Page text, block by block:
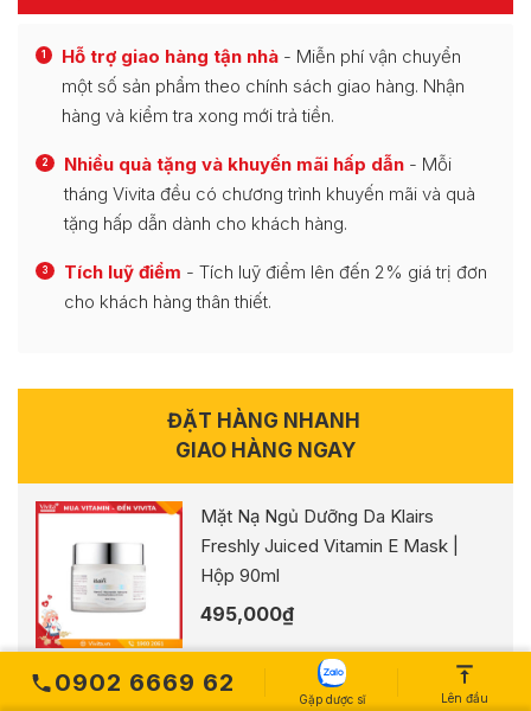
1 Hỗ trợ giao hàng tận nhà - Miễn phí vận chuyển
một số sản phẩm theo chính sách giao hàng. Nhận
hàng và kiểm tra xong mới trả tiền.
2 Nhiều quà tặng và khuyến mãi hấp dẫn - Mỗi
tháng Vivita đều có chương trình khuyến mãi và quà
tặng hấp dẫn dành cho khách hàng.
3 Tích luỹ điểm - Tích luỹ điểm lên đến 2% giá trị đơn
cho khách hàng thân thiết.
ĐẶT HÀNG NHANH
GIAO HÀNG NGAY
Mặt Nạ Ngủ Dưỡng Da Klairs
Freshly Juiced Vitamin E Mask |
Hộp 90ml
495,000₫
Tên bạn
0902 6669 62
Gặp dược sĩ Lên đầu